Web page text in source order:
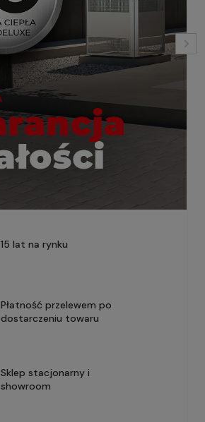
15 lat na rynku
Płatność przelewem po
dostarczeniu towaru
Sklep stacjonarny i
showroom